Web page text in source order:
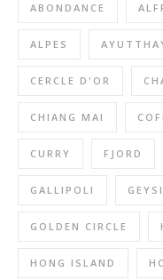
ABONDANCE
ALPES
CERCLE D'OR
CHIANG MAI
CURRY FJORD
GALLIPOLI
GOLDEN CIRCLE
HONG ISLAND